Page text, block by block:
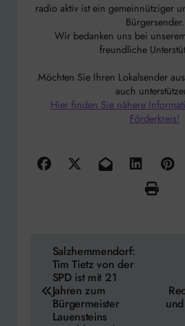
radio aktiv ist ein gemeinnütziger
Bürgersender.
Wir bedanken uns bei
freundliche
Möchten Sie Ihren Lokalsender
auch
Hier finden Sie nähere
Förderkreis!
Beitragsnavigation
Salzhemmendorf:
Tim Tietz von der
SPD ist mit 21
Jahren zum
Bürgermeister
Lauensteins